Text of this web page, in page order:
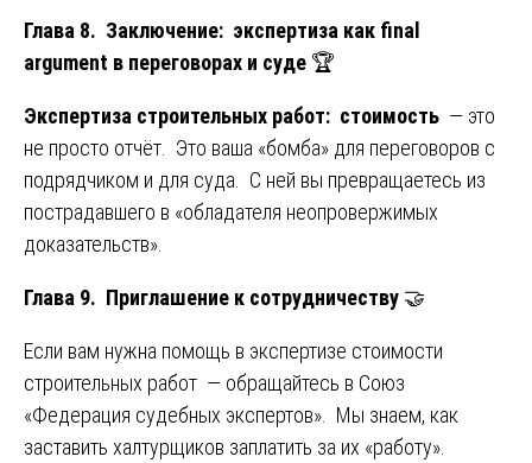
Глава 8. Заключение: экспертиза как final
argument в переговорах и суде 🏆
Экспертиза строительных работ: стоимость — это
не просто отчёт. Это ваша «бомба» для переговоров с
подрядчиком и для суда. С ней вы превращаетесь из
пострадавшего в «обладателя неопровержимых
доказательств».
Глава 9. Приглашение к сотрудничеству 🤝
Если вам нужна помощь в экспертизе стоимости
строительных работ — обращайтесь в Союз
«Федерация судебных экспертов». Мы знаем, как
заставить халтурщиков заплатить за их «работу».